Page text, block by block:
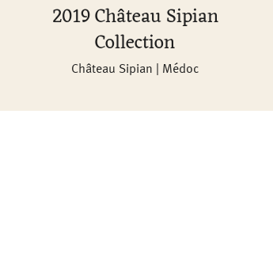
2019 Château Sipian
Collection
Château Sipian | Médoc